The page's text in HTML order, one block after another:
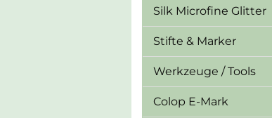
Silk Microfine Glitter
Stifte & Marker
Werkzeuge / Tools
Colop E-Mark